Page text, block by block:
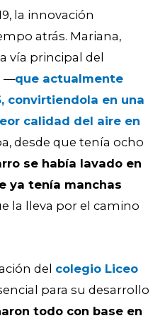
la innovación
atrás. Mariana,
vía principal del
—que actualmente
convirtiendola en una
calidad del aire en
desde que tenía ocho
se había lavado en
ya tenía manchas
la lleva por el camino
del colegio Liceo
para su desarrollo
todo con base en